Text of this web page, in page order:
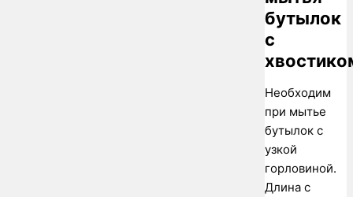
бутылок
с
Необходим
при мытье
бутылок с
узкой
горловиной.
Длина с